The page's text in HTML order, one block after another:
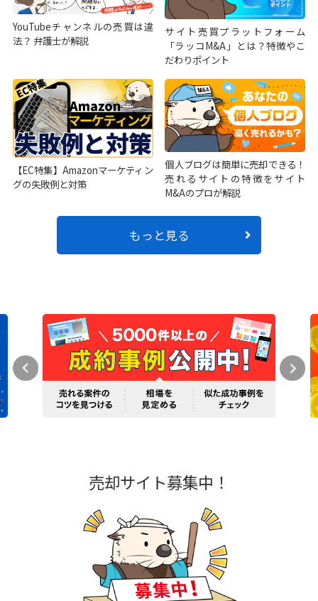
YouTubeチャンネルの売買は違
法？ 弁護士が解説
サイト売買プラットフォーム
「ラッコM&A」とは？特徴やこ
だわりポイント
【EC特集】Amazonマーケティン
グの失敗例と対策
個人ブログは簡単に売却できる！
売れるサイトの特徴をサイト
M&Aのプロが解説
もっと見る
売却サイト募集中！